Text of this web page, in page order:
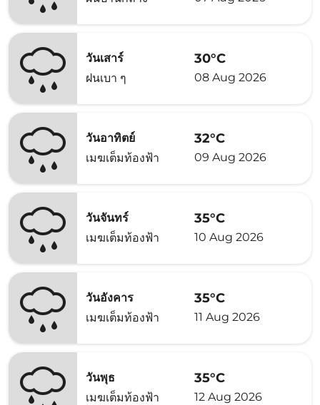
วันเสาร์
ฝนเบา ๆ
30°C
08 Aug 2026
วันอาทิตย์
เมฆเต็มท้องฟ้า
32°C
09 Aug 2026
วันจันทร์
เมฆเต็มท้องฟ้า
35°C
10 Aug 2026
วันอังคาร
เมฆเต็มท้องฟ้า
35°C
11 Aug 2026
วันพุธ
เมฆเต็มท้องฟ้า
35°C
12 Aug 2026